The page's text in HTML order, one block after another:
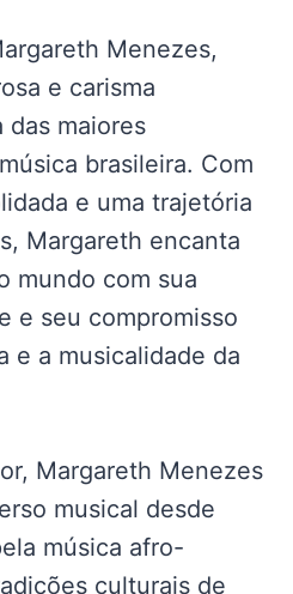
Menezes,
e carisma
das maiores
brasileira. Com
e uma trajetória
Margareth encanta
mundo com sua
e seu compromisso
e a musicalidade da
Margareth Menezes
musical desde
música afro-
culturais de